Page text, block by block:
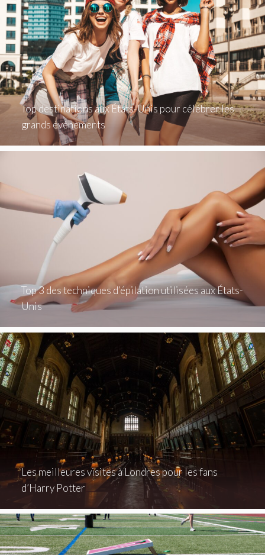
Top destinations aux États-Unis pour célébrer les
grands événements
Top 3 des techniques d’épilation utilisées aux États-
Unis
Les meilleures visites à Londres pour les fans
d’Harry Potter